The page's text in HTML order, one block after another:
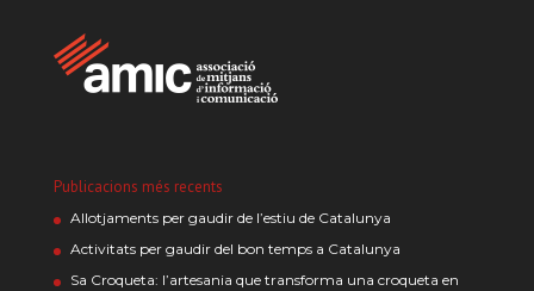
Publicacions més recents
Allotjaments per gaudir de l’estiu de Catalunya
Activitats per gaudir del bon temps a Catalunya
Sa Croqueta: l’artesania que transforma una croqueta en